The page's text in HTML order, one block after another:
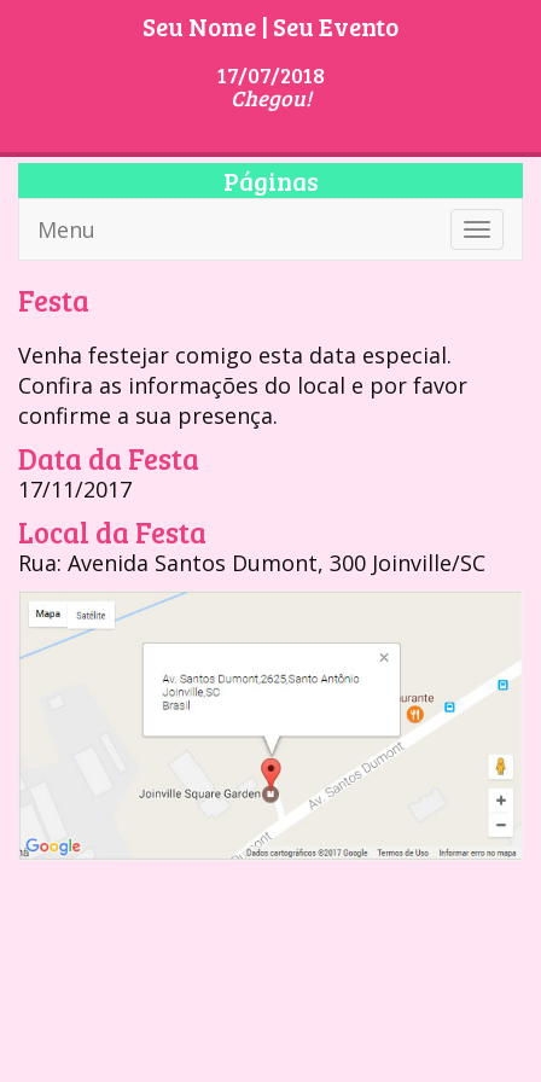
Seu Nome | Seu Evento
17/07/2018
Chegou!
Páginas
Toggle
Menu
Festa
Venha festejar comigo esta data especial.
Confira as informações do local e por favor
confirme a sua presença.
Data da Festa
17/11/2017
Local da Festa
Rua: Avenida Santos Dumont, 300 Joinville/SC